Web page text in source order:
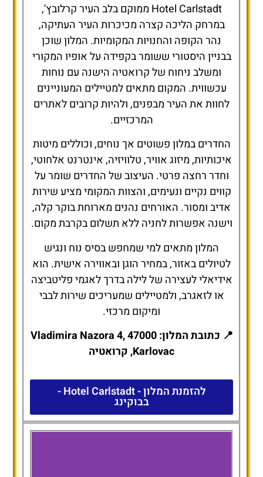
Hotel Carlstadt ממוקם בלב העיר קרלובץ',
במרחק הליכה קצרה מכיכרות העיר העתיקה,
נהר הקופה והחנויות המקומיות. המלון שוכן
בבניין היסטורי ששומר בקפידה על אופיו המקורי
ומשלב ניחוח של קרואטיה הישנה עם נוחות
עכשווית. המקום מתאים למטיילים המעוניינים
לחוות את העיר מבפנים, ולהיות קרובים לאתרים
המרכזיים.
החדרים במלון פשוטים אך נוחים, וכוללים מיטות
איכותיות, מיזוג אוויר, טלוויזיה, אינטרנט אלחוטי,
וחדר רחצה פרטי. העיצוב של החדרים שומר על
קווים נקיים ונעימים, והצוות המקומי מציע שירות
אדיב ומסור. האורחים נהנים מארוחת בוקר קלה,
וישנה אפשרות לחניה ללא תשלום בקרבת מקום.
המלון מתאים למי שמחפש בסיס נוח ונגיש
לטיולים באזור, במחיר הוגן ובאווירה אישית. הוא
אידיאלי לעצירה של לילה בדרך לאגמי פליטביצה
או לזאגרב, ולמטיילים שמעריכים שירות לבבי
ומיקום מרכזי.
📍 כתובת המלון: Vladimira Nazora 4, 47000
Karlovac, קרואטיה
להזמנת המלון - Hotel Carlstadt -
בבוקינג